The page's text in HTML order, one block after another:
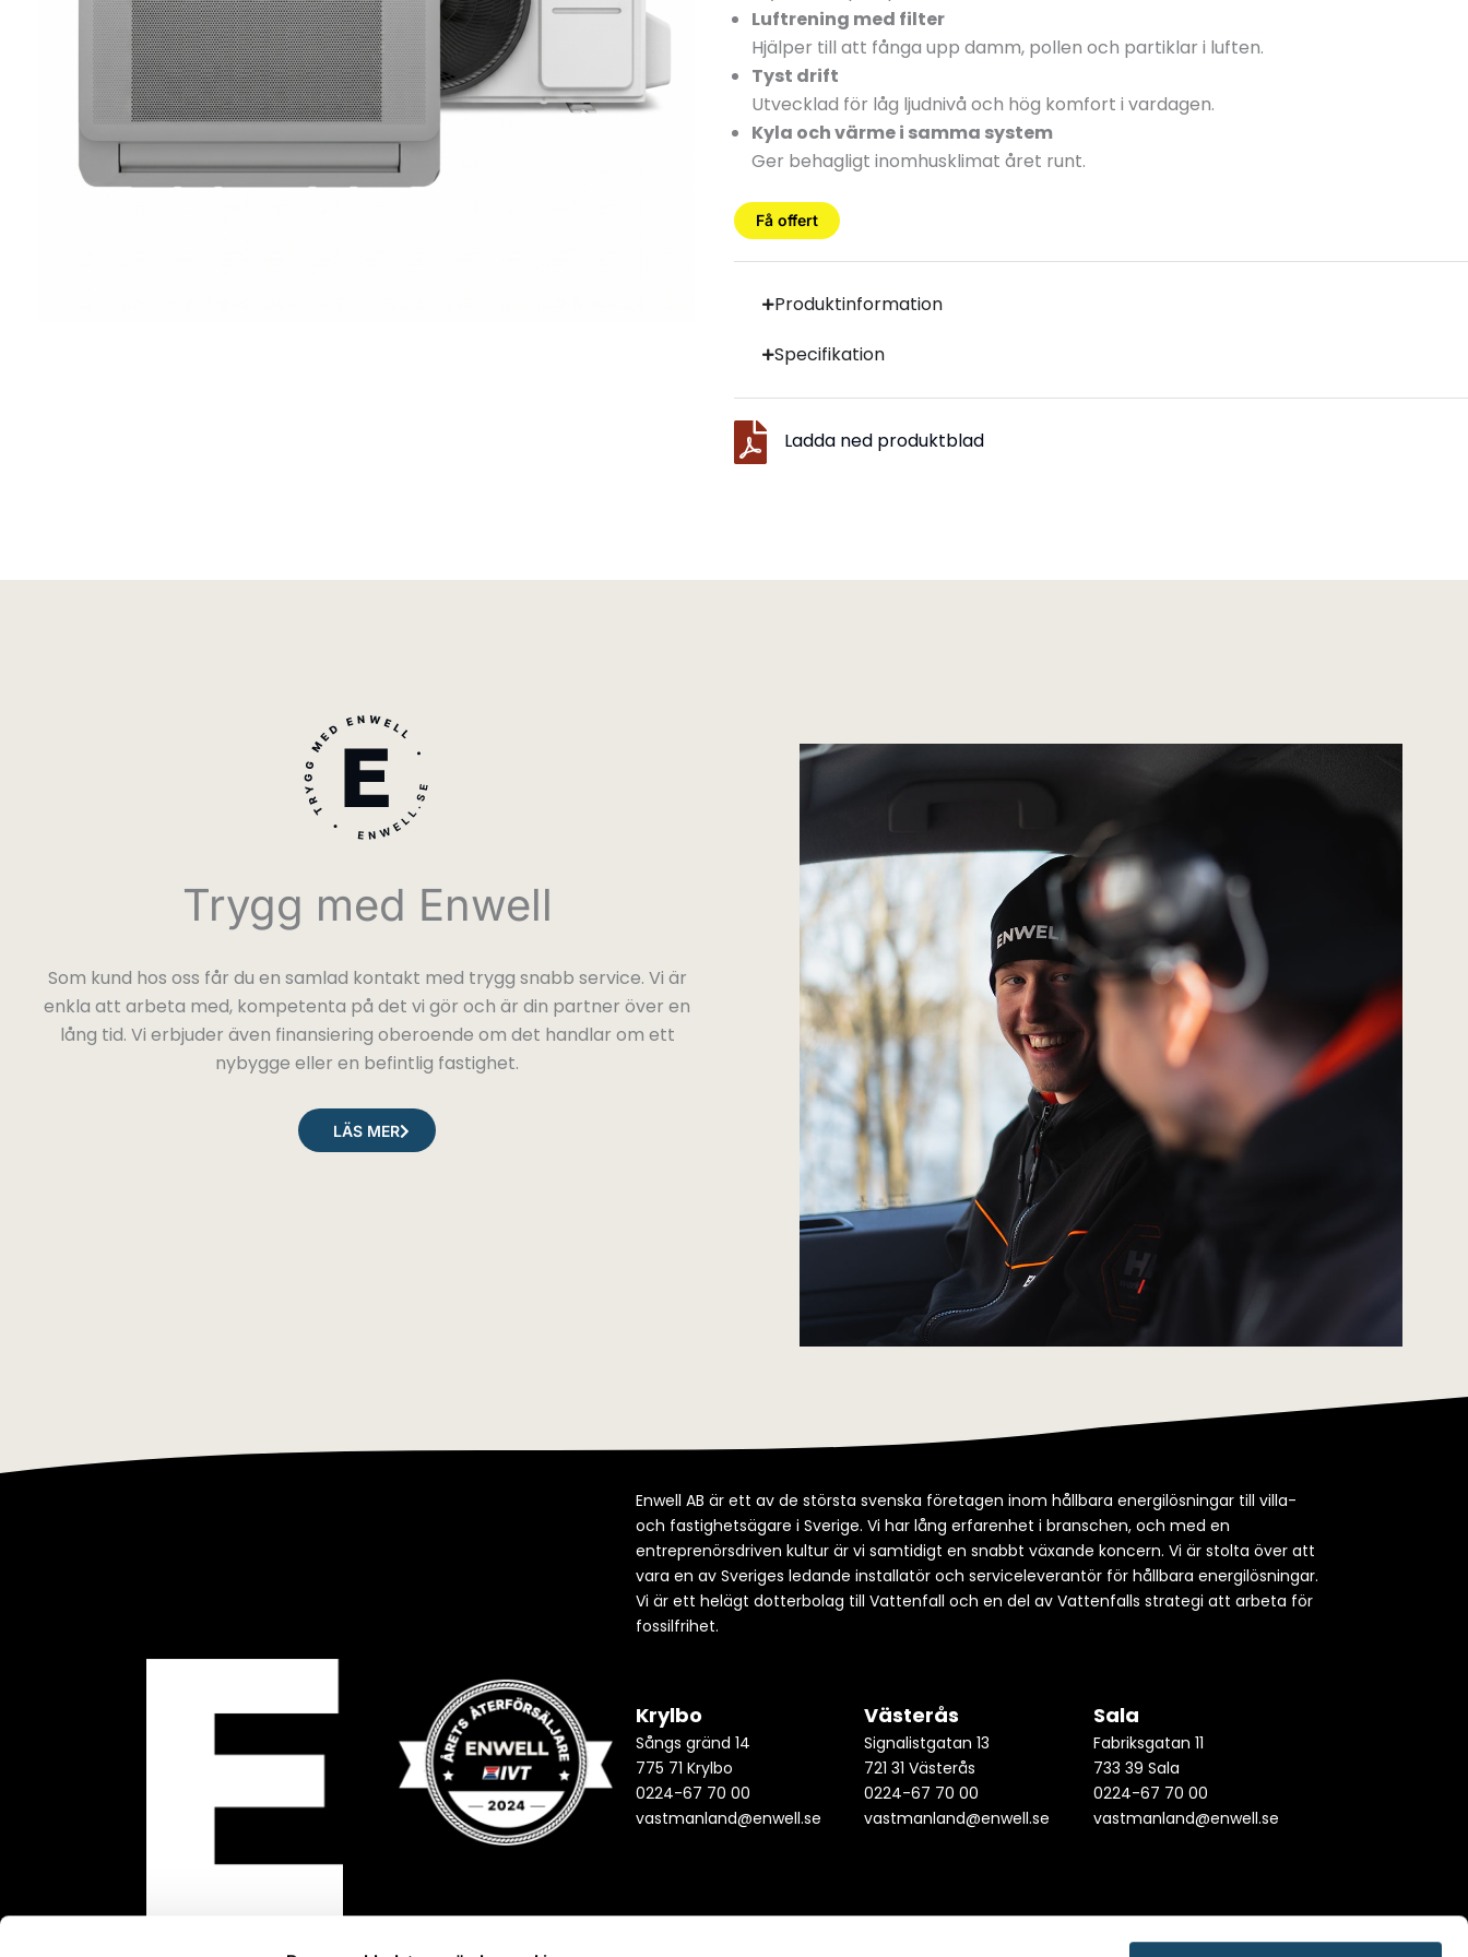
Luftrening med filter
Hjälper till att fånga upp damm, pollen och partiklar i luften.
Tyst drift
Utvecklad för låg ljudnivå och hög komfort i vardagen.
Kyla och värme i samma system
Ger behagligt inomhusklimat året runt.
Få offert
Produktinformation
Specifikation
Ladda ned produktblad
Trygg med Enwell
Som kund hos oss får du en samlad kontakt med trygg snabb service. Vi är
enkla att arbeta med, kompetenta på det vi gör och är din partner över en
lång tid. Vi erbjuder även finansiering oberoende om det handlar om ett
nybygge eller en befintlig fastighet.
LÄS MER
Enwell AB är ett av de största svenska företagen inom hållbara energilösningar till villa-
och fastighetsägare i Sverige. Vi har lång erfarenhet i branschen, och med en
entreprenörsdriven kultur är vi samtidigt en snabbt växande koncern. Vi är stolta över att
vara en av Sveriges ledande installatör och serviceleverantör för hållbara energilösningar.
Vi är ett helägt dotterbolag till Vattenfall och en del av Vattenfalls strategi att arbeta för
fossilfrihet.
Krylbo
Sångs gränd 14
775 71 Krylbo
0224-67 70 00
vastmanland@enwell.se
Västerås
Signalistgatan 13
721 31 Västerås
0224-67 70 00
vastmanland@enwell.se
Sala
Fabriksgatan 11
733 39 Sala
0224-67 70 00
vastmanland@enwell.se